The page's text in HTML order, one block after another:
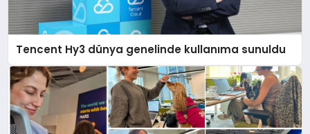
Tencent Hy3 dünya genelinde kullanıma sunuldu